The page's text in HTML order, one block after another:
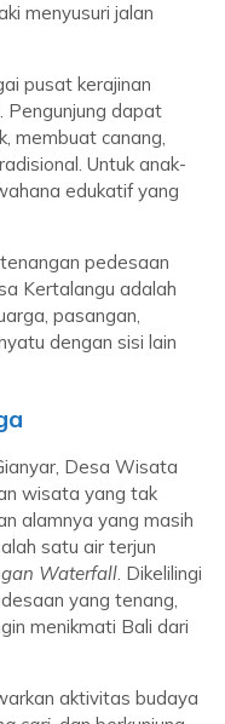
menyusuri jalan
pusat kerajinan
Pengunjung dapat
membuat canang,
Untuk anak-
edukatif yang
pedesaan
Kertalangu adalah
pasangan,
dengan sisi lain
Desa Wisata
wisata yang tak
alamnya yang masih
satu air terjun
Waterfall. Dikelilingi
yang tenang,
menikmati Bali dari
aktivitas budaya